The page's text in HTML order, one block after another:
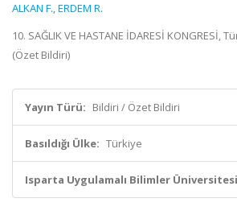
ALKAN F.,ERDEM R.
10. SAĞLIK VE HASTANE İDARESİ KONGRESİ,
(Özet Bildiri)
Yayın Türü: Bildiri / Özet Bildiri
Basıldığı Ülke: Türkiye
Isparta Uygulamalı Bilimler